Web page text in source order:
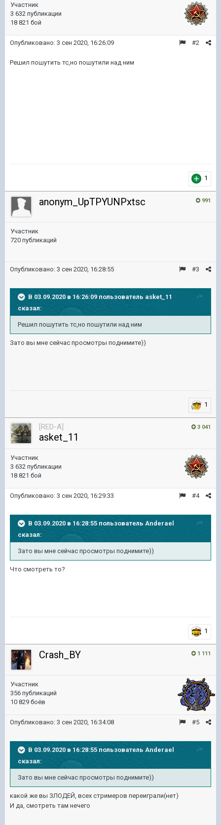
Участник
3 632 публикации
18 821 бой
#2
Опубликовано: 3 сен 2020, 16:26:09
Решил пошутить тс,но пошутили над ним
1
991
anonym_UpTPYUNPxtsc
Участник
720 публикаций
#3
Опубликовано: 3 сен 2020, 16:28:55
В 03.09.2020 в 16:26:09 пользователь asket_11
сказал:
Решил пошутить тс,но пошутили над ним
Зато вы мне сейчас просмотры поднимите))
1
3 041
[RED-A]
asket_11
Участник
3 632 публикации
18 821 бой
#4
Опубликовано: 3 сен 2020, 16:29:33
В 03.09.2020 в 16:28:55 пользователь Anderael
сказал:
Зато вы мне сейчас просмотры поднимите))
Что смотреть то?
1
1 111
Crash_BY
Участник
356 публикаций
10 829 боёв
#5
Опубликовано: 3 сен 2020, 16:34:08
В 03.09.2020 в 16:28:55 пользователь Anderael
сказал:
Зато вы мне сейчас просмотры поднимите))
какой же вы ЗЛОДЕЙ, всех стримеров переиграли(нет)
И да, смотреть там нечего